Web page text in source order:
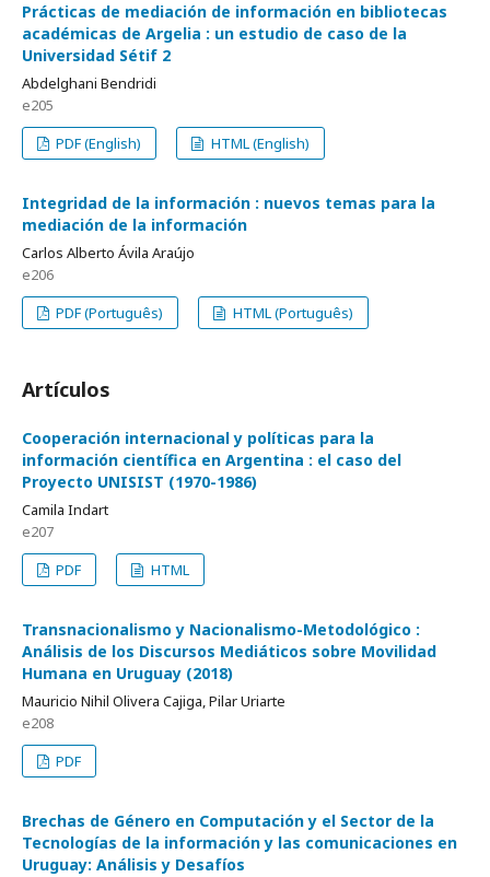
Prácticas de mediación de información en bibliotecas
académicas de Argelia
un estudio de caso de la
Universidad Sétif 2
Abdelghani Bendridi
e205
PDF (English)
HTML (English)
Integridad de la información
nuevos temas para la
mediación de la información
Carlos Alberto Ávila Araújo
e206
PDF (Português)
HTML (Português)
Artículos
Cooperación internacional y políticas para la
información científica en Argentina
el caso del
Proyecto UNISIST (1970-1986)
Camila Indart
e207
PDF
HTML
Transnacionalismo y Nacionalismo-Metodológico
Análisis de los Discursos Mediáticos sobre Movilidad
Humana en Uruguay (2018)
Mauricio Nihil Olivera Cajiga, Pilar Uriarte
e208
PDF
Brechas de Género en Computación y el Sector de la
Tecnologías de la información y las comunicaciones en
Uruguay: Análisis y Desafíos